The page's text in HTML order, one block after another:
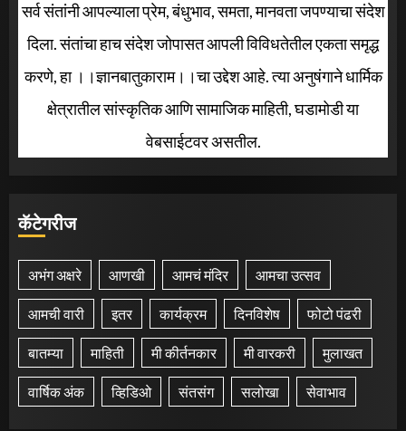
सर्व संतांनी आपल्याला प्रेम, बंधुभाव, समता, मानवता जपण्याचा संदेश
दिला. संतांचा हाच संदेश जोपासत आपली विविधतेतील एकता समृद्ध
करणे, हा ।।ज्ञानबातुकाराम।।चा उद्देश आहे. त्या अनुषंगाने धार्मिक
क्षेत्रातील सांस्कृतिक आणि सामाजिक माहिती, घडामोडी या
वेबसाईटवर असतील.
कॅटेगरीज
अभंग अक्षरे आणखी आमचं मंदिर आमचा उत्सव
आमची वारी इतर कार्यक्रम दिनविशेष फोटो पंढरी
बातम्या माहिती मी कीर्तनकार मी वारकरी मुलाखत
वार्षिक अंक व्हिडिओ संतसंग सलोखा सेवाभाव